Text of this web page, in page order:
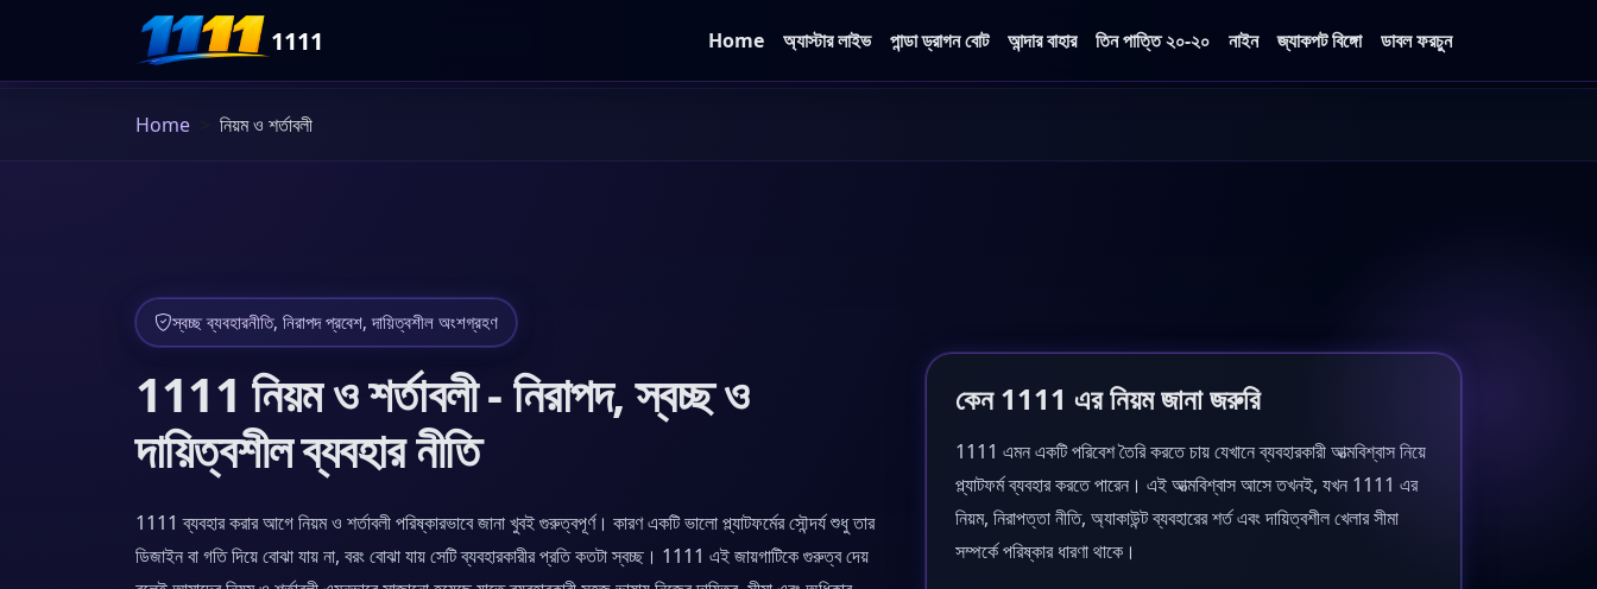
1111 Home অ্যাস্টার লাইভ পান্ডা ড্রাগন বোট আন্দার বাহার তিন পাত্তি ২০-২০ নাইন জ্যাকপট বিঙ্গো ডাবল ফরচুন
Home নিয়ম ও শর্তাবলী
স্বচ্ছ ব্যবহারনীতি, নিরাপদ প্রবেশ, দায়িত্বশীল অংশগ্রহণ
1111 নিয়ম ও শর্তাবলী - নিরাপদ, স্বচ্ছ ও
দায়িত্বশীল ব্যবহার নীতি
1111 ব্যবহার করার আগে নিয়ম ও শর্তাবলী পরিষ্কারভাবে জানা খুবই গুরুত্বপূর্ণ। কারণ একটি ভালো প্ল্যাটফর্মের সৌন্দর্য শুধু তার
ডিজাইন বা গতি দিয়ে বোঝা যায় না, বরং বোঝা যায় সেটি ব্যবহারকারীর প্রতি কতটা স্বচ্ছ। 1111 এই জায়গাটিকে গুরুত্ব দেয়
কেন 1111 এর নিয়ম জানা জরুরি
1111 এমন একটি পরিবেশ তৈরি করতে চায় যেখানে ব্যবহারকারী আত্মবিশ্বাস নিয়ে
প্ল্যাটফর্ম ব্যবহার করতে পারেন। এই আত্মবিশ্বাস আসে তখনই, যখন 1111 এর
নিয়ম, নিরাপত্তা নীতি, অ্যাকাউন্ট ব্যবহারের শর্ত এবং দায়িত্বশীল খেলার সীমা
সম্পর্কে পরিষ্কার ধারণা থাকে।